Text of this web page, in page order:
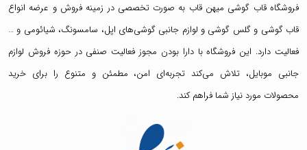
فروشگاه قاب گوشی میهن قاب به صورت تخصصی در زمینه فروش و عرضه انواع
قاب گوشی وگلس گوشی و لوازم جانبی گوشی‌های اپل، سامسونگ، شیائومی و …
فعالیت دارد. این فروشگاه با دارا بودن مجوز فعالیت صنفی در حوزه فروش لوازم
جانبی موبایل، تلاش می‌کند تجربه‌ای امن، مطمئن و متنوع را برای خرید
محصولات مورد نیاز شما فراهم کند.